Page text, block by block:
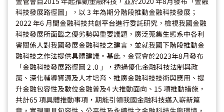
科技發展路徑圖」，以 3 年為期分階段推動金融科技發展；
2022 年6 月間金融科技共創平台進行委託研究，檢視我國金融
科技發展所面臨之優劣勢與重要議題，廣泛蒐集生態系中各利
害關係人對我國發展金融科技之建言，並就我國下階段推動金
融科技之作法提供具體建議。基此，金管會於2023年8月發布
「金融科技發展路徑圖 2 .0 」，透過優化金融科技法制與政
策、深化輔導資源及人才培育、推廣金融科技技術與應用、提
升金融包容性及數位金融普及4 大推動面向、15 項推動措施，
共計65 項具體推動事項，期能引領我國金融科技邁入嶄新篇